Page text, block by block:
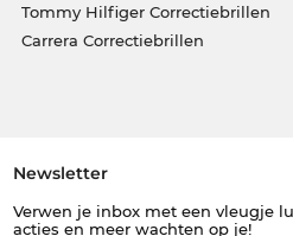
Tommy Hilfiger Correctiebrillen
Carrera Correctiebrillen
Newsletter
Verwen je inbox met een vleugje
acties en meer wachten op je!